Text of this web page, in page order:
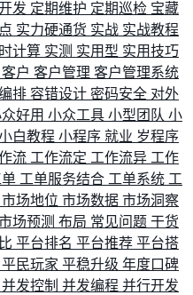
发 定期维护 定期巡检 宝藏
实力硬通货 实战 实战教程
计算 实测 实用型 实用技巧
客户 客户管理 客户管理系统
排 容错设计 密码安全 对外
好用 小众工具 小型团队 小
白教程 小程序 就业 岁程序
流 工作流定 工作流异 工作
工单服务结合 工单系统 工
市场地位 市场数据 市场洞察
场预测 布局 常见问题 干货
平台排名 平台推荐 平台搭
平民玩家 平稳升级 年度口碑
并发控制 并发编程 并行开发